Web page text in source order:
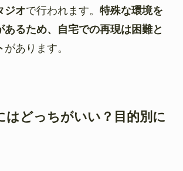
ジオで行われます。 特殊な環境を
あるため、自宅での再現は困難と
があります。
はどっちがいい？目的別に